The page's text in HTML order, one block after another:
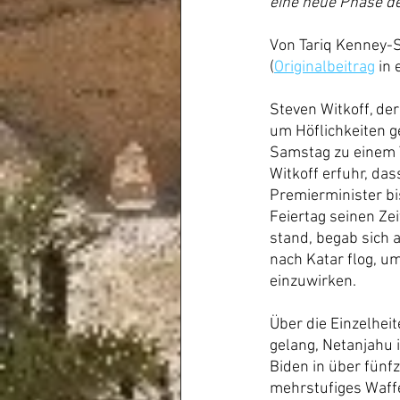
Von Tariq
(Originalbeitrag in
Steven Witkoff,
um Höflichkeiten
Samstag zu
Witkoff erfuhr,
Premierminister
Feiertag seinen
stand, begab sich
nach Katar flog,
einzuwirken.
Über die
gelang, Netanjahu
Biden in über
mehrstufiges